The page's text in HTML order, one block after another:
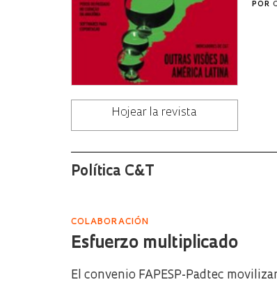
Hojear la revista
POR
Política C&T
COLABORACIÓN
Esfuerzo multiplicado
El convenio FAPESP-Padtec